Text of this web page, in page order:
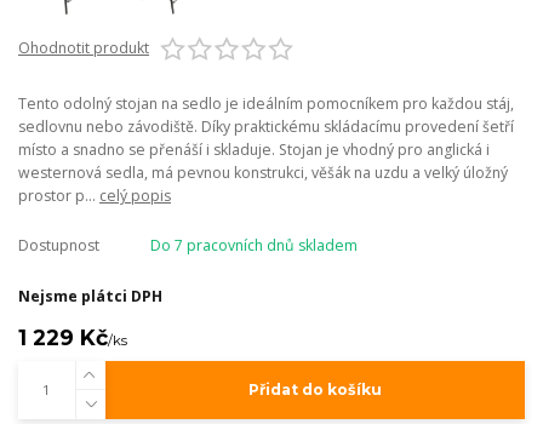
Ohodnotit produkt
Tento odolný stojan na sedlo je ideálním pomocníkem pro každou stáj,
sedlovnu nebo závodiště. Díky praktickému skládacímu provedení šetří
místo a snadno se přenáší i skladuje. Stojan je vhodný pro anglická i
westernová sedla, má pevnou konstrukci, věšák na uzdu a velký úložný
prostor p... celý popis
Dostupnost Do 7 pracovních dnů skladem
Nejsme plátci DPH
1 229 Kč/ks
Přidat do košíku